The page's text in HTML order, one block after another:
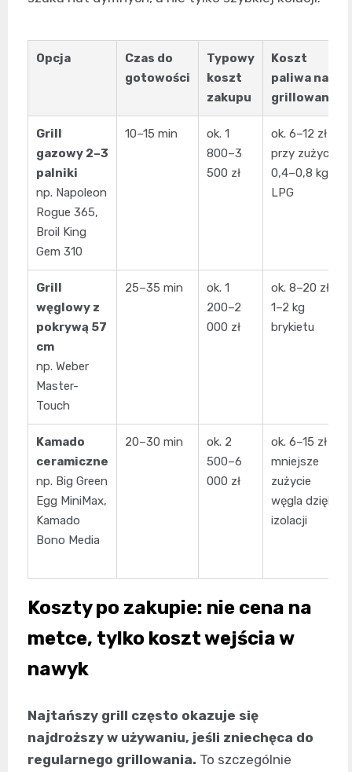
Opcja
Czas do
gotowości
Typowy
koszt
zakupu
Koszt
paliwa na 1
grillowanie
Grill
gazowy 2–3
palniki
np. Napoleon
Rogue 365,
Broil King
Gem 310
10–15 min
ok. 1
800–3
500 zł
ok. 6–12 zł
przy zużyciu
0,4–0,8 kg
LPG
Grill
węglowy z
pokrywą 57
cm
np. Weber
Master-
Touch
25–35 min
ok. 1
200–2
000 zł
ok. 8–20 zł
1–2 kg
brykietu
Kamado
ceramiczne
np. Big Green
Egg MiniMax,
Kamado
Bono Media
20–30 min
ok. 2
500–6
000 zł
ok. 6–15 zł
mniejsze
zużycie
węgla dzięki
izolacji
Koszty po zakupie: nie cena na
metce, tylko koszt wejścia w
nawyk
Najtańszy grill często okazuje się
najdroższy w używaniu, jeśli zniechęca do
regularnego grillowania. To szczególnie